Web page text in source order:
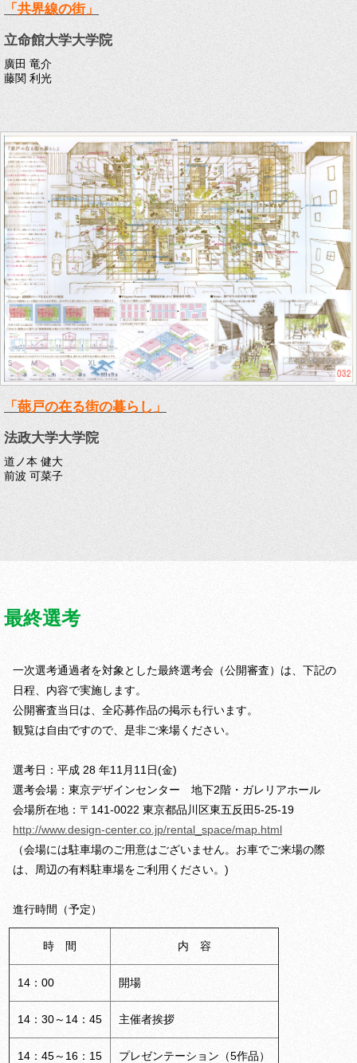
「共界線の街」
立命館大学大学院
廣田 竜介
藤関 利光
「蔀戸の在る街の暮らし」
法政大学大学院
道ノ本 健大
前波 可菜子
最終選考
一次選考通過者を対象とした最終選考会（公開審査）は、下記の
日程、内容で実施します。
公開審査当日は、全応募作品の掲示も行います。
観覧は自由ですので、是非ご来場ください。
選考日：平成 28 年11月11日(金)
選考会場：東京デザインセンター 地下2階・ガレリアホール
会場所在地：〒141-0022 東京都品川区東五反田5-25-19
http://www.design-center.co.jp/rental_space/map.html
（会場には駐車場のご用意はございません。お車でご来場の際
は、周辺の有料駐車場をご利用ください。)
進行時間（予定）
時 間 内 容
14：00 開場
14：30～14：45 主催者挨拶
14：45～16：15 プレゼンテーション（5作品）